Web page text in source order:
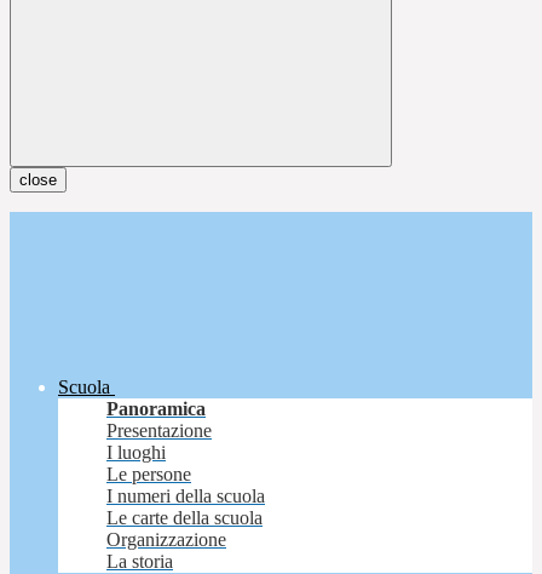
close
Scuola
Panoramica
Presentazione
I luoghi
Le persone
I numeri della scuola
Le carte della scuola
Organizzazione
La storia